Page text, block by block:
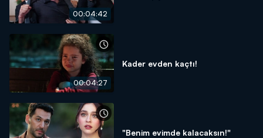
00:04:42
00:04:27
Kader evden kaçtı!
"Benim evimde kalacaksın!"